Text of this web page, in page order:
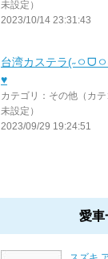
未設定）
2023/10/14 23:31:43
台湾カステラ(˶ㅇᗜ
♥
カテゴリ：その他（カテ
未設定）
2023/09/29 19:24:51
愛車